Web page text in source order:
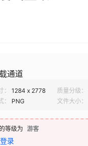
通道
1284 x 2778 质量分级：
：
PNG 文件大小：
等级为 游客
登录